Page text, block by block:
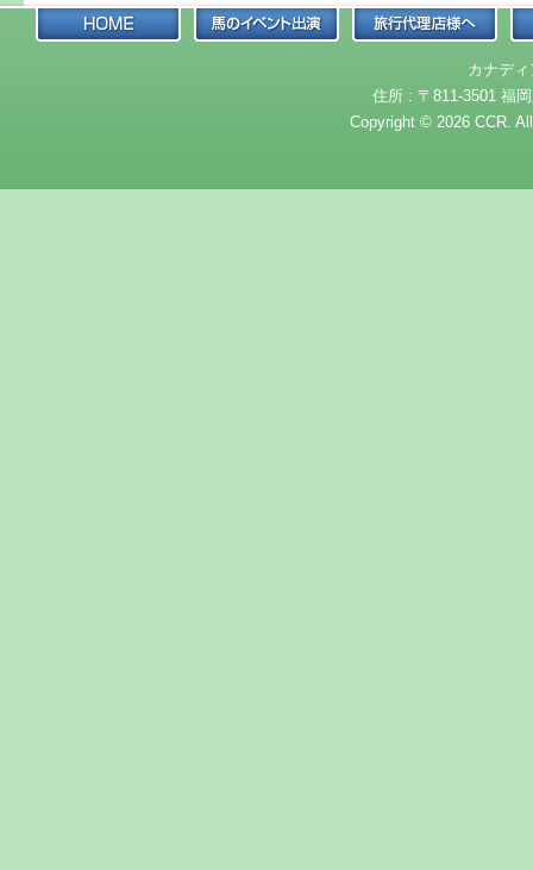
カナデ
住所 : 〒811-3501 福
Copyright © 2026 CCR.